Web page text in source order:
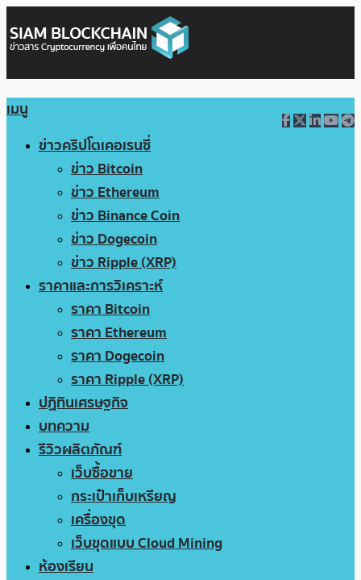
เมนู
ข่าวคริปโตเคอเรนซี่
ข่าว Bitcoin
ข่าว Ethereum
ข่าว Binance Coin
ข่าว Dogecoin
ข่าว Ripple (XRP)
ราคาและการวิเคราะห์
ราคา Bitcoin
ราคา Ethereum
ราคา Dogecoin
ราคา Ripple (XRP)
ปฏิทินเศรษฐกิจ
บทความ
รีวิวผลิตภัณฑ์
เว็บซื้อขาย
กระเป๋าเก็บเหรียญ
เครื่องขุด
เว็บขุดแบบ Cloud Mining
ห้องเรียน